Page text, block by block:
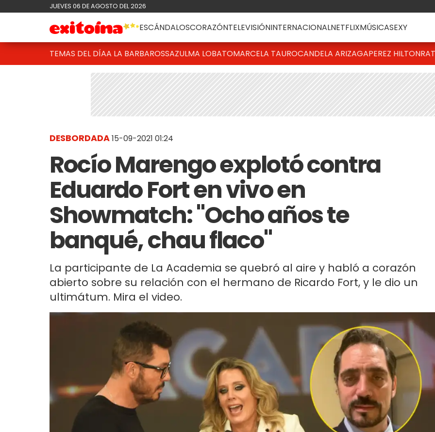
JUEVES 06 DE AGOSTO DEL 2026
ESCÁNDALOSCORAZÓNTELEVISIÓNINTERNACIONALNETFLIXMÚSICASEXY
TEMAS DEL DÍAA LA BARBAROSSAZULMA LOBATOMARCELA TAUROCANDELA ARIZAGAPEREZ HILTON
DESBORDADA15-09-2021 01:24
Rocío Marengo explotó contra
Eduardo Fort en vivo en
Showmatch: "Ocho años te
banqué, chau flaco"
La participante de La Academia se quebró al aire y habló a corazón
abierto sobre su relación con el hermano de Ricardo Fort, y le dio un
ultimátum. Mira el video.